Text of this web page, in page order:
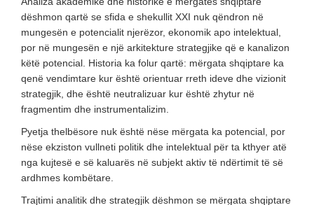
dëshmon qartë se sfida e shekullit XXI nuk qëndron në
mungesën e potencialit njerëzor, ekonomik apo intelektual,
por në mungesën e një arkitekture strategjike që e kanalizon
këtë potencial. Historia ka folur qartë: mërgata shqiptare ka
qenë vendimtare kur është orientuar rreth ideve dhe vizionit
strategjik, dhe është neutralizuar kur është zhytur në
fragmentim dhe instrumentalizim.
Pyetja thelbësore nuk është nëse mërgata ka potencial, por
nëse ekziston vullneti politik dhe intelektual për ta kthyer atë
nga kujtesë e së kaluarës në subjekt aktiv të ndërtimit të së
ardhmes kombëtare.
Trajtimi analitik dhe strategjik dëshmon se mërgata shqiptare